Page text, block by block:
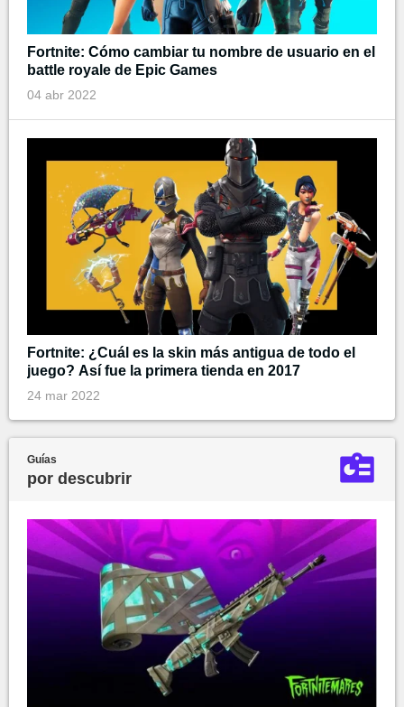
Fortnite: Cómo cambiar tu nombre de usuario en el
battle royale de Epic Games
04 abr 2022
Fortnite: ¿Cuál es la skin más antigua de todo el
juego? Así fue la primera tienda en 2017
24 mar 2022
Guías
por descubrir